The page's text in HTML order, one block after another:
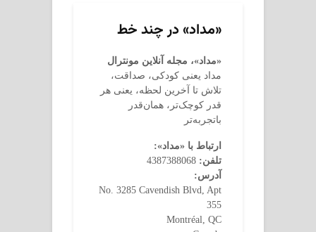
«مداد» در چند خط
«مداد»، مجله آنلاین مونترال
مداد یعنی کودکی، صداقت،
تلاش تا آخرین لحظه، یعنی هر
قدر کوچک‌تر، همان‌قدر
باتجربه‌تر
ارتباط با «مداد»:
تلفن:
آدرس:
No. 3285 Cavendish Blvd, Apt
355
Montréal, QC